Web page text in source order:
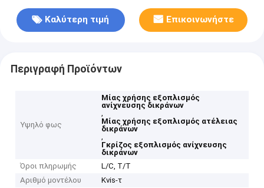
Καλύτερη τιμή Επικοινωνήστε
Περιγραφή Προϊόντων
Υψηλό φως
Μίας χρήσης εξοπλισμός
ανίχνευσης δικράνων
,
Μίας χρήσης εξοπλισμός ατέλειας
δικράνων
,
Γκρίζος εξοπλισμός ανίχνευσης
δικράνων
Όροι πληρωμής
L/C, T/T
Αριθμό μοντέλου
Kvis-τ